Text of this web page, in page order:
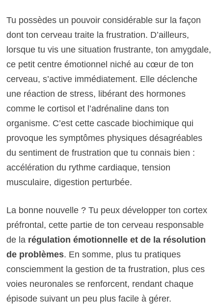
Tu possèdes un pouvoir considérable sur la façon
dont ton cerveau traite la frustration. D’ailleurs,
lorsque tu vis une situation frustrante, ton amygdale,
ce petit centre émotionnel niché au cœur de ton
cerveau, s’active immédiatement. Elle déclenche
une réaction de stress, libérant des hormones
comme le cortisol et l’adrénaline dans ton
organisme. C’est cette cascade biochimique qui
provoque les symptômes physiques désagréables
du sentiment de frustration que tu connais bien :
accélération du rythme cardiaque, tension
musculaire, digestion perturbée.
La bonne nouvelle ? Tu peux développer ton cortex
préfrontal, cette partie de ton cerveau responsable
de la régulation émotionnelle et de la résolution
de problèmes. En somme, plus tu pratiques
consciemment la gestion de ta frustration, plus ces
voies neuronales se renforcent, rendant chaque
épisode suivant un peu plus facile à gérer.